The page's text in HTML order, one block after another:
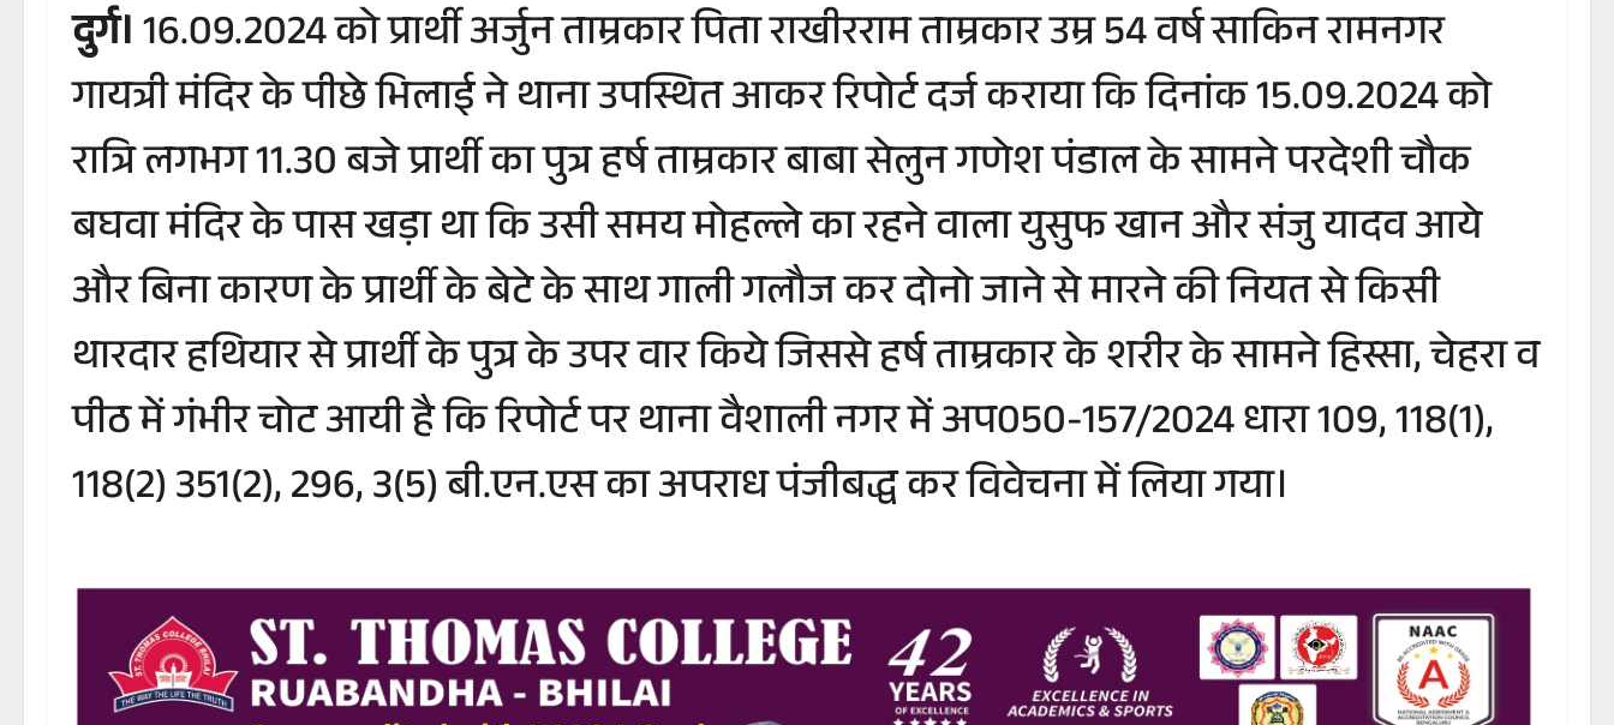
दुर्ग।16.09.2024 को प्रार्थी अर्जुन ताम्रकार पिता राखीरराम ताम्रकार उम्र 54 वर्ष साकिन रामनगर
गायत्री मंदिर के पीछे भिलाई ने थाना उपस्थित आकर रिपोर्ट दर्ज कराया कि दिनांक 15.09.2024 को
रात्रि लगभग 11.30 बजे प्रार्थी का पुत्र हर्ष ताम्रकार बाबा सेलुन गणेश पंडाल के सामने परदेशी चौक
बघवा मंदिर के पास खड़ा था कि उसी समय मोहल्ले का रहने वाला युसुफ खान और संजु यादव आये
और बिना कारण के प्रार्थी के बेटे के साथ गाली गलौज कर दोनो जाने से मारने की नियत से किसी
थारदार हथियार से प्रार्थी के पुत्र के उपर वार किये जिससे हर्ष ताम्रकार के शरीर के सामने हिस्सा, चेहरा व
पीठ में गंभीर चोट आयी है कि रिपोर्ट पर थाना वैशाली नगर में अप050-157/2024 धारा 109, 118(1),
118(2) 351(2), 296, 3(5) बी.एन.एस का अपराध पंजीबद्ध कर विवेचना में लिया गया।